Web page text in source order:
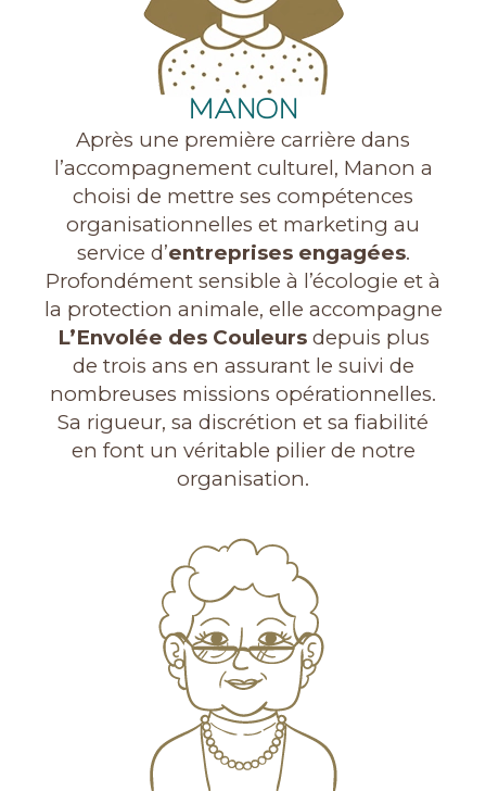
MANON
Après une première carrière dans
l’accompagnement culturel, Manon a
choisi de mettre ses compétences
organisationnelles et marketing au
service d’entreprises engagées.
Profondément sensible à l’écologie et à
la protection animale, elle accompagne
L’Envolée des Couleursdepuis plus
de trois ans en assurant le suivi de
nombreuses missions opérationnelles.
Sa rigueur, sa discrétion et sa fiabilité
en font un véritable pilier de notre
organisation.